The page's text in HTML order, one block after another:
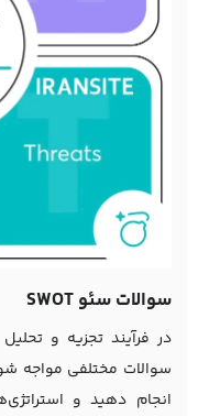
سوالات سئو SWOT
سوالات مختلفی مواجه
انجام دهید و